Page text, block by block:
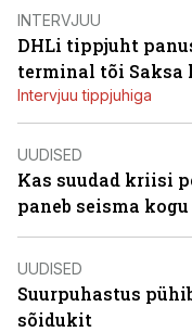
INTERVJUU
DHLi tippjuht
terminal tõi
Intervjuu tippjuhiga
UUDISED
Kas suudad kriisi
paneb seisma
UUDISED
Suurpuhastus
sõidukit